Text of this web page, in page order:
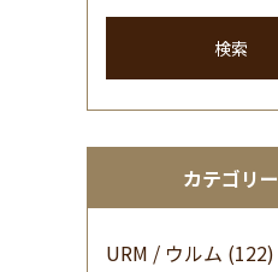
検索
カテゴリー
URM / ウルム (122)